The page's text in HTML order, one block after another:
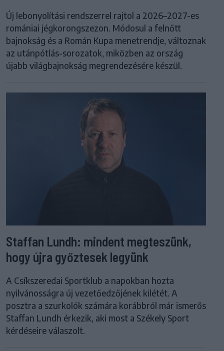
Új lebonyolítási rendszerrel rajtol a 2026–2027-es
romániai jégkorongszezon. Módosul a felnőtt
bajnokság és a Román Kupa menetrendje, változnak
az utánpótlás-sorozatok, miközben az ország
újabb világbajnokság megrendezésére készül.
Staffan Lundh: mindent megteszünk,
hogy újra győztesek legyünk
A Csíkszeredai Sportklub a napokban hozta
nyilvánosságra új vezetőedzőjének kilétét. A
posztra a szurkolók számára korábbról már ismerős
Staffan Lundh érkezik, aki most a Székely Sport
kérdéseire válaszolt.